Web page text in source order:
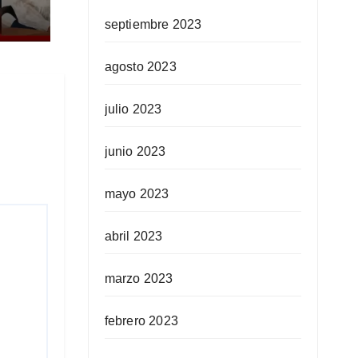
septiembre 2023
agosto 2023
julio 2023
junio 2023
mayo 2023
abril 2023
marzo 2023
febrero 2023